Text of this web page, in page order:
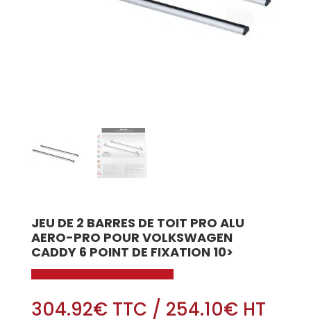
JEU DE 2 BARRES DE TOIT PRO ALU
AERO-PRO POUR VOLKSWAGEN
CADDY 6 POINT DE FIXATION 10>
304.92€TTC / 254.10€HT